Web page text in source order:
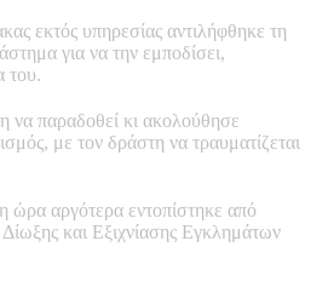
εκτός υπηρεσίας αντιλήφθηκε τη
για να την εμποδίσει,
του.
να παραδοθεί κι ακολούθησε
με τον δράστη να τραυματίζεται
ώρα αργότερα εντοπίστηκε από
και Εξιχνίασης Εγκλημάτων